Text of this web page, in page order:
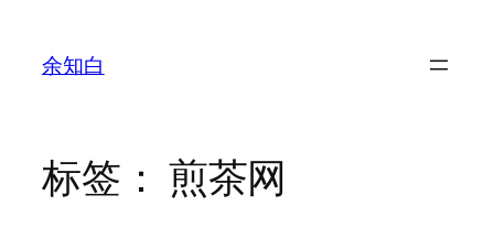
余知白
标签： 煎茶网